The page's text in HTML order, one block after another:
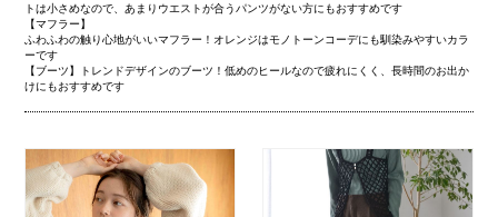
トは小さめなので、あまりウエストが合うパンツがない方にもおすすめです
【マフラー】
ふわふわの触り心地がいいマフラー！オレンジはモノトーンコーデにも馴染みやすいカラ
ーです
【ブーツ】トレンドデザインのブーツ！低めのヒールなので疲れにくく、長時間のお出か
けにもおすすめです